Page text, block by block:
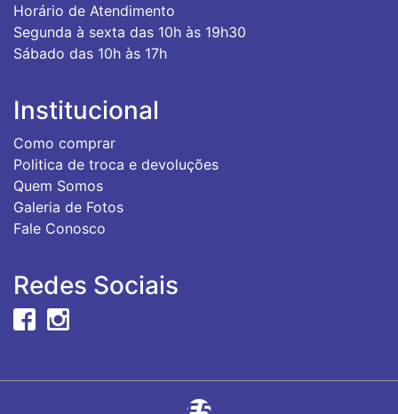
Horário de Atendimento
Segunda à sexta das 10h às 19h30
Sábado das 10h às 17h
Institucional
Como comprar
Politica de troca e devoluções
Quem Somos
Galeria de Fotos
Fale Conosco
Redes Sociais